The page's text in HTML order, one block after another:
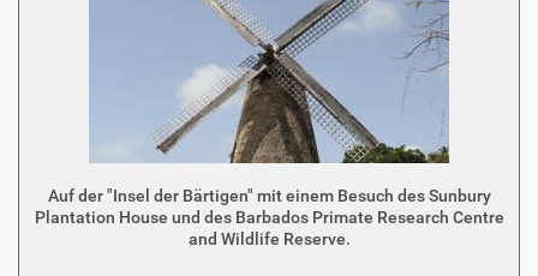
Auf der "Insel der Bärtigen" mit einem Besuch des Sunbury
Plantation House und des Barbados Primate Research Centre
and Wildlife Reserve.